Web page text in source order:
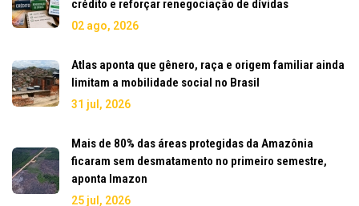
crédito e reforçar renegociação de dívidas
02 ago, 2026
Atlas aponta que gênero, raça e origem familiar ainda
limitam a mobilidade social no Brasil
31 jul, 2026
Mais de 80% das áreas protegidas da Amazônia
ficaram sem desmatamento no primeiro semestre,
aponta Imazon
25 jul, 2026